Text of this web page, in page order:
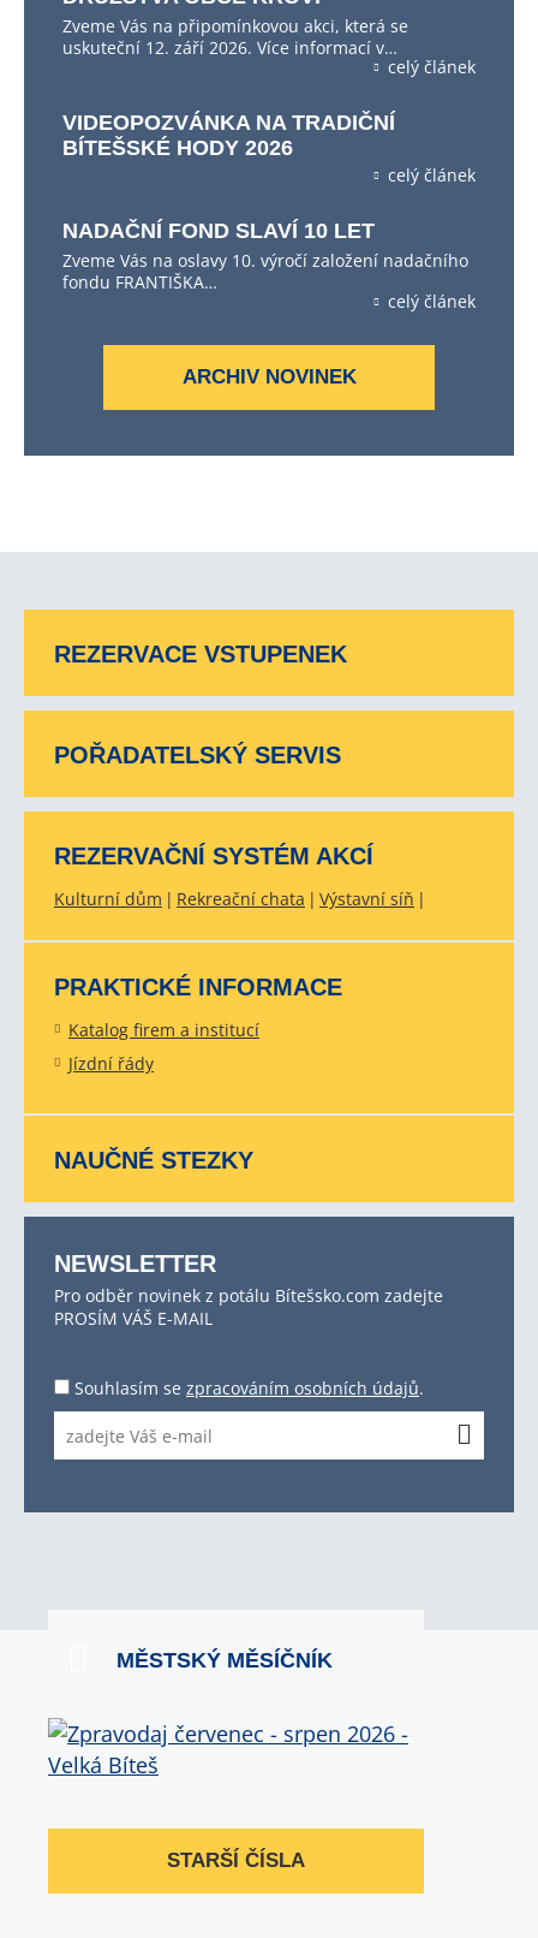
Zveme Vás na připomínkovou akci, která se
uskuteční 12. září 2026. Více informací v…
celý článek
VIDEOPOZVÁNKA NA TRADIČNÍ
BÍTEŠSKÉ HODY 2026
celý článek
NADAČNÍ FOND SLAVÍ 10 LET
Zveme Vás na oslavy 10. výročí založení nadačního
fondu FRANTIŠKA…
celý článek
ARCHIV NOVINEK
REZERVACE VSTUPENEK
POŘADATELSKÝ SERVIS
REZERVAČNÍ SYSTÉM AKCÍ
Kulturní dům Rekreační chata Výstavní síň
PRAKTICKÉ INFORMACE
Katalog firem a institucí
Jízdní řády
NAUČNÉ STEZKY
NEWSLETTER
Pro odběr novinek z potálu Bítešsko.com zadejte
PROSÍM VÁŠ E-MAIL
Souhlasím se zpracováním osobních údajů.
MĚSTSKÝ MĚSÍČNÍK
STARŠÍ ČÍSLA